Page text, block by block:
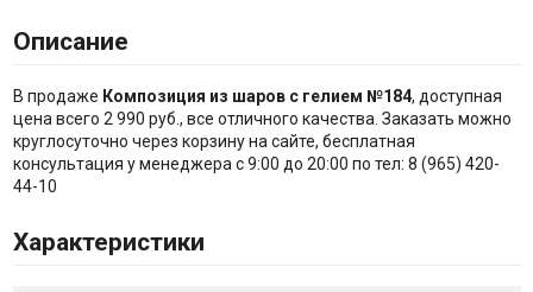
Описание
В продаже Композиция из шаров с гелием №184, доступная
цена всего 2 990 руб., все отличного качества. Заказать можно
круглосуточно через корзину на сайте, бесплатная
консультация у менеджера с 9:00 до 20:00 по тел: 8 (965) 420-
44-10
Характеристики